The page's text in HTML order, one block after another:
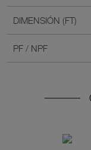
DIMENSIÓN (FT)
PF / NPF